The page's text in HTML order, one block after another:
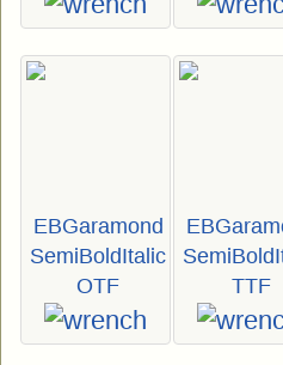
EBGaramond
SemiBoldItalic
OTF
TTF